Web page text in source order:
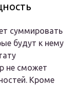
суммировать
будут к нему
не сможет
Кроме